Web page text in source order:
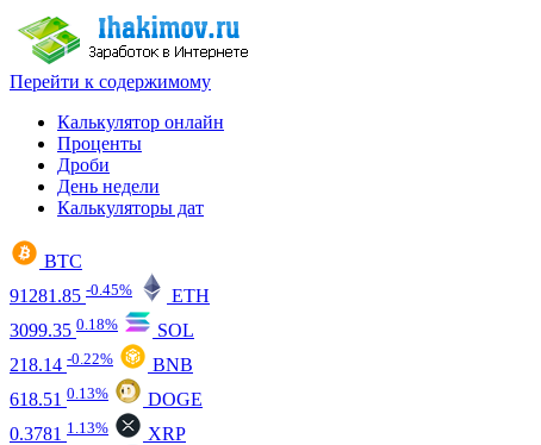
Перейти к содержимому
Калькулятор онлайн
Проценты
Дроби
День недели
Калькуляторы дат
BTC
91281.85 -0.45%
ETH
3099.35 0.18%
SOL
218.14 -0.22%
BNB
618.51 0.13%
DOGE
0.3781 1.13%
XRP